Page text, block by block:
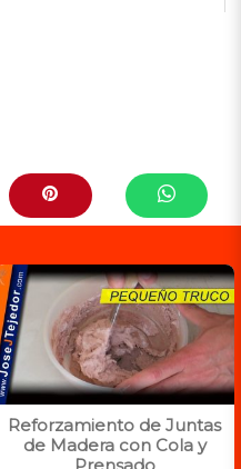
Reforzamiento de Juntas
de Madera con Cola y